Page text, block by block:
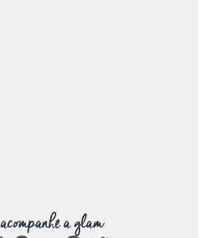
acompanhe a glam